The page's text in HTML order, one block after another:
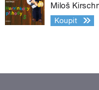
Miloš
Koupit